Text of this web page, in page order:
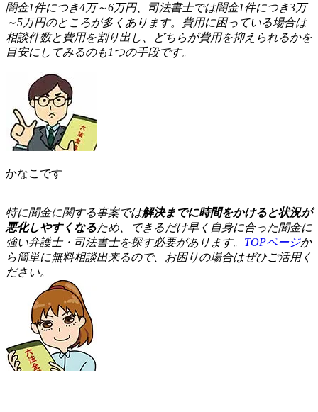
闇金1件につき4万～6万円、司法書士では闇金1件につき3万
～5万円のところが多くあります。費用に困っている場合は
相談件数と費用を割り出し、どちらが費用を抑えられるかを
目安にしてみるのも1つの手段です。
かなこです
特に闇金に関する事案では解決までに時間をかけると状況が
悪化しやすくなるため、できるだけ早く自身に合った闇金に
強い弁護士・司法書士を探す必要があります。 TOPページか
ら簡単に無料相談出来るので、お困りの場合はぜひご活用く
ださい。